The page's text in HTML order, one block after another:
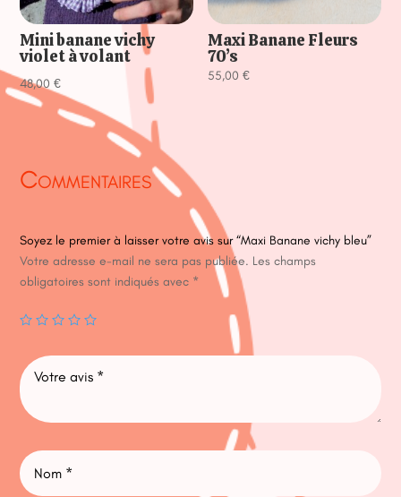
Mini banane vichy
violet à volant
48,00€
Maxi Banane Fleurs
70’s
55,00€
Commentaires
Soyez le premier à laisser votre avis sur “Maxi Banane vichy bleu”
Votre adresse e-mail ne sera pas publiée. Les champs
obligatoires sont indiqués avec *